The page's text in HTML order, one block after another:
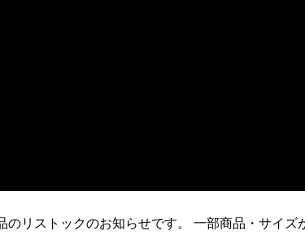
リストックのお知らせです。 一部商品・サイズ